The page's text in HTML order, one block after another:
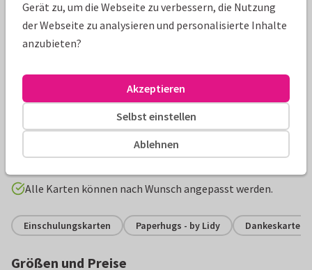
Produktinformation
Danksagung zum 1. Schultag mit Fotos und Raptor-Dino in
Schultüte und Konfetti. Die Karte hat eine tolle Wellenform.
Vorlage frei gestalten!
Alle Karten können nach Wunsch angepasst werden.
Einschulungskarten Paperhugs - by Lidy Dankeskarten
Größen und Preise
Gerät zu, um die Webseite zu verbessern, die Nutzung
der Webseite zu analysieren und personalisierte Inhalte
anzubieten?
Ablehnen
Selbst einstellen
Akzeptieren